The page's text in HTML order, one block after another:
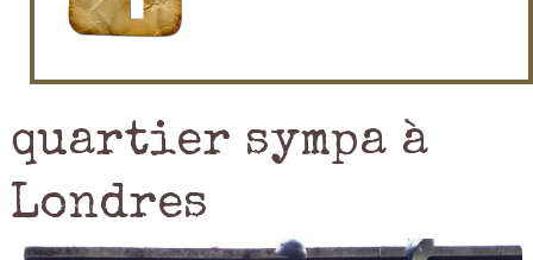
quartier sympa à
Londres